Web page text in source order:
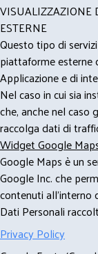
VISUALIZZAZIONE
ESTERNE
Questo tipo di
piattaforme esterne
Applicazione e di
Nel caso in cui sia
che, anche nel caso
raccolga dati di
Widget Google
Google Maps è un
Google Inc. che
contenuti all'interno
Dati Personali
Privacy Policy